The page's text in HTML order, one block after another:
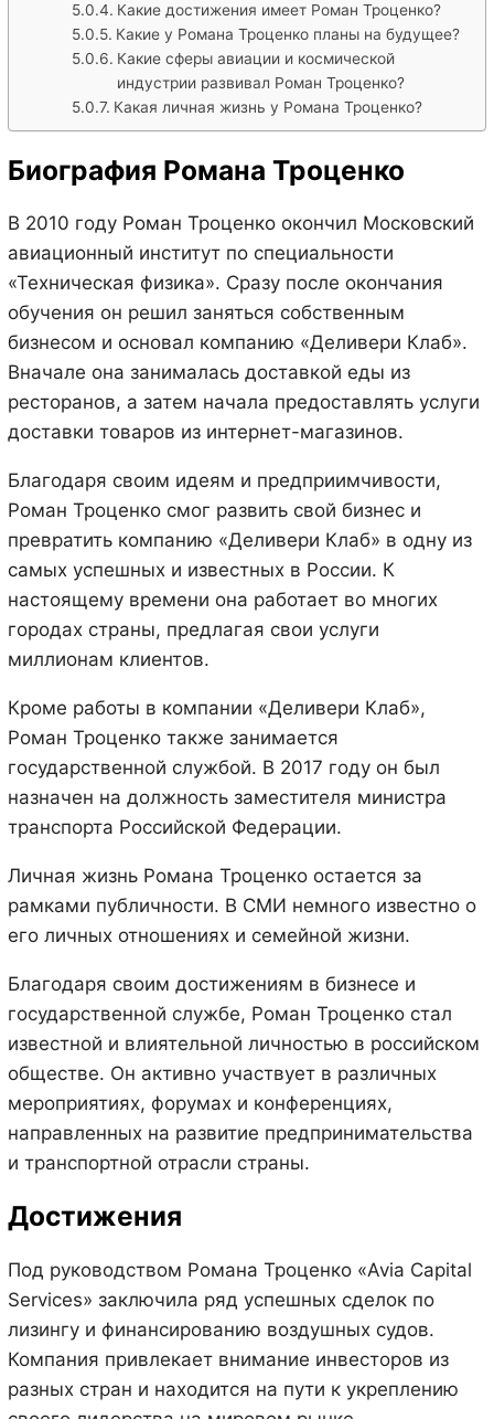
Какие достижения имеет Роман Троценко?
Какие у Романа Троценко планы на будущее?
Какие сферы авиации и космической
индустрии развивал Роман Троценко?
Какая личная жизнь у Романа Троценко?
Биография Романа Троценко
В 2010 году Роман Троценко окончил Московский
авиационный институт по специальности
«Техническая физика». Сразу после окончания
обучения он решил заняться собственным
бизнесом и основал компанию «Деливери Клаб».
Вначале она занималась доставкой еды из
ресторанов, а затем начала предоставлять услуги
доставки товаров из интернет-магазинов.
Благодаря своим идеям и предприимчивости,
Роман Троценко смог развить свой бизнес и
превратить компанию «Деливери Клаб» в одну из
самых успешных и известных в России. К
настоящему времени она работает во многих
городах страны, предлагая свои услуги
миллионам клиентов.
Кроме работы в компании «Деливери Клаб»,
Роман Троценко также занимается
государственной службой. В 2017 году он был
назначен на должность заместителя министра
транспорта Российской Федерации.
Личная жизнь Романа Троценко остается за
рамками публичности. В СМИ немного известно о
его личных отношениях и семейной жизни.
Благодаря своим достижениям в бизнесе и
государственной службе, Роман Троценко стал
известной и влиятельной личностью в российском
обществе. Он активно участвует в различных
мероприятиях, форумах и конференциях,
направленных на развитие предпринимательства
и транспортной отрасли страны.
Достижения
Под руководством Романа Троценко «Avia Capital
Services» заключила ряд успешных сделок по
лизингу и финансированию воздушных судов.
Компания привлекает внимание инвесторов из
разных стран и находится на пути к укреплению